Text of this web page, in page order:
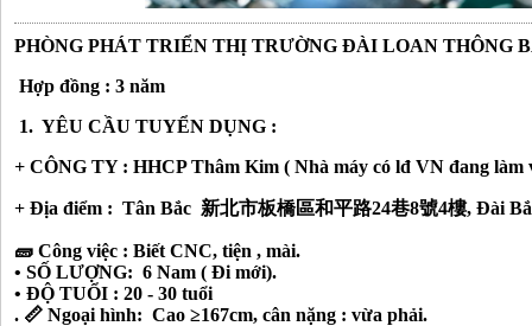
PHÒNG PHÁT TRIỂN THỊ TRƯỜNG ĐÀI LOAN THÔNG
Hợp đồng : 3 năm
1. YÊU CẦU TUYỂN DỤNG :
+ CÔNG TY : HHCP Thâm Kim ( Nhà máy có lđ VN đang làm
+ Địa điểm : Tân Bắc 新北市板橋區和平路24巷8號4樓, Đài
🧱 Công việc : Biết CNC, tiện , mài.
• SỐ LƯỢNG: 6 Nam ( Đi mới).
• ĐỘ TUỔI : 20 - 30 tuổi
. 📏 Ngoại hình: Cao ≥167cm, cân nặng : vừa phải.